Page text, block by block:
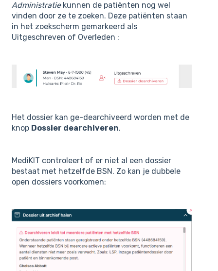
Administratiekunnen de patiënten nog wel
vinden door ze te zoeken. Deze patiënten staan
in het zoekscherm gemarkeerd als
Uitgeschreven of Overleden :
Het dossier kan ge-dearchiveerd worden met de
knop Dossier dearchiveren.
MediKIT controleert of er niet al een dossier
bestaat met hetzelfde BSN. Zo kan je dubbele
open dossiers voorkomen: